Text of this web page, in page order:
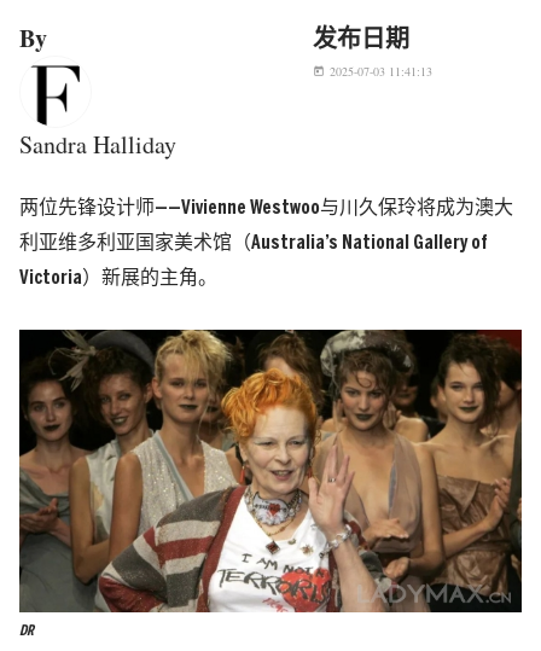
By
Sandra Halliday
发布日期
today 2025-07-03 11:41:13
两位先锋设计师——Vivienne Westwoo与川久保玲将成为澳大
利亚维多利亚国家美术馆（Australia’s National Gallery of
Victoria）新展的主角。
DR